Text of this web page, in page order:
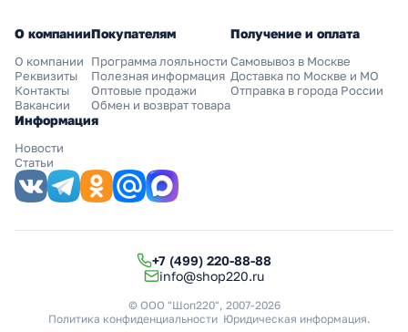
О компании
О компании
Реквизиты
Контакты
Вакансии
Покупателям
Программа лояльности
Полезная информация
Оптовые продажи
Обмен и возврат товара
Получение и оплата
Самовывоз в Москве
Доставка по Москве и МО
Отправка в города России
Информация
Новости
Статьи
+7 (499) 220-88-88
info@shop220.ru
© ООО "Шоп220", 2007-2026
Политика конфиденциальности Юридическая информация.